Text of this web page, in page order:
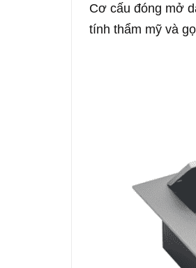
Cơ cấu đóng mở
tính thẩm mỹ và